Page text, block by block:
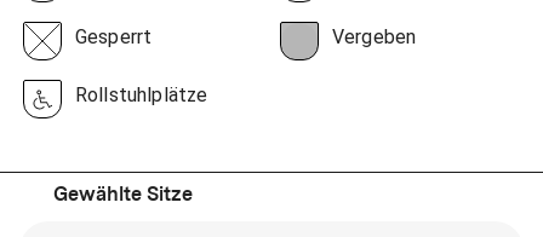
Gesperrt Vergeben
Rollstuhlplätze
Gewählte Sitze